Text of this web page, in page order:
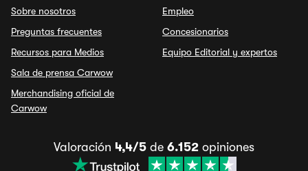
Sobre nosotros
Preguntas frecuentes
Recursos para Medios
Sala de prensa Carwow
Merchandising oficial de
Carwow
Empleo
Concesionarios
Equipo Editorial y expertos
Valoración 4,4/5 de 6.152 opiniones